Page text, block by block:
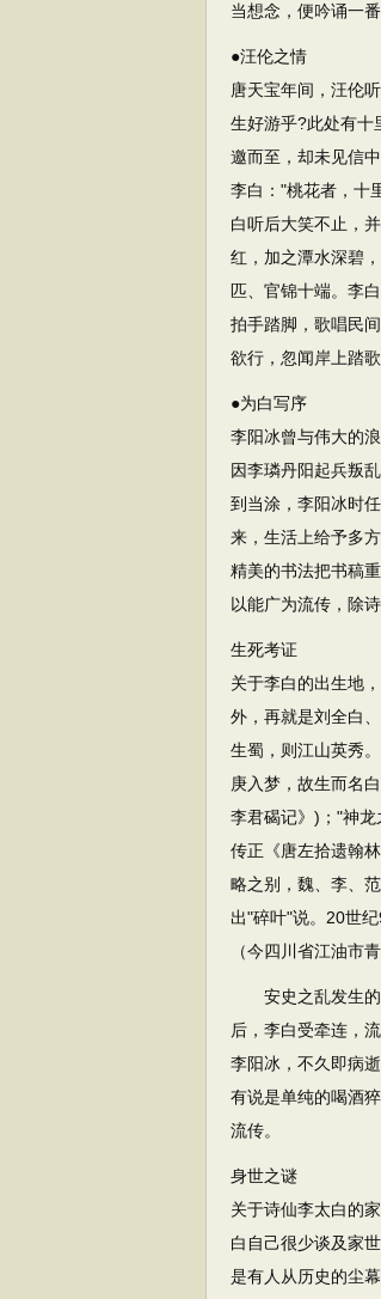
当想念，便吟诵一番
●汪伦之情
唐天宝年间，汪伦
生好游乎?此处有十
邀而至，却未见信
李白："桃花者，十
白听后大笑不止，
红，加之潭水深碧
匹、官锦十端。李
拍手踏脚，歌唱民
欲行，忽闻岸上踏
●为白写序
李阳冰曾与伟大的
因李璘丹阳起兵叛
到当涂，李阳冰时
来，生活上给予多
精美的书法把书稿
以能广为流传，除
生死考证
关于李白的出生地
外，再就是刘全白
生蜀，则江山英秀
庚入梦，故生而名
李君碣记》)；"神
传正《唐左拾遗翰
略之别，魏、李、
出"碎叶"说。20世
（今四川省江油市
安史之乱发生的
后，李白受牵连，
李阳冰，不久即病
有说是单纯的喝酒
流传。
身世之谜
关于诗仙李太白的
白自己很少谈及家
是有人从历史的尘